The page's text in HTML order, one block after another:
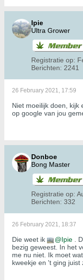
Ipie
Ultra Grower
Registratie op:
Berichten: 2241
26 February 2021, 17:59
Niet moeilijk doen, kijk
op google van jou
Donboe
Bong Master
Registratie op:
Berichten: 332
26 February 2021, 18:37
Die weet ik Ipie .
bezig geweest. In het
me nu niet. Ik moet
kweekje en 't ging juist